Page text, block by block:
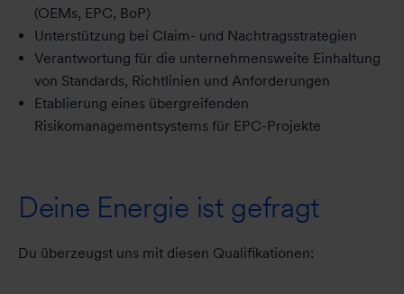
(OEMs, EPC, BoP)
Unterstützung bei Claim- und Nachtragsstrategien
Verantwortung für die unternehmensweite Einhaltung
von Standards, Richtlinien und Anforderungen
Etablierung eines übergreifenden
Risikomanagementsystems für EPC-Projekte
Deine Energie ist gefragt
Du überzeugst uns mit diesen Qualifikationen: